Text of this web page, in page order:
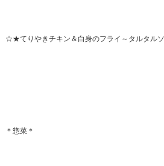
☆★てりやきチキン＆白身のフライ～タルタル
＊惣菜＊